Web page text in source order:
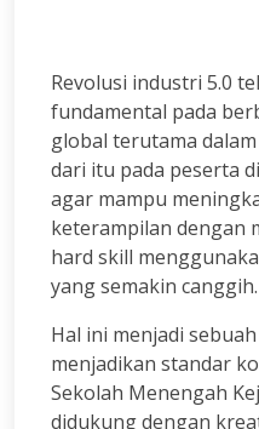
Revolusi industri 5.0
fundamental pada
global terutama
dari itu pada peserta
agar mampu
keterampilan dengan
hard skill
yang semakin canggih.
Hal ini menjadi
menjadikan standar
Sekolah Menengah
didukung dengan